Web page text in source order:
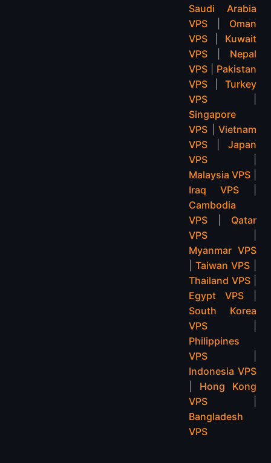
Saudi Arabia
VPS
Oman
VPS
Kuwait
VPS
Nepal
VPS
Pakistan
VPS
Turkey
VPS
Singapore
VPS
Vietnam
VPS
Japan
VPS
Malaysia VPS
Iraq VPS
Cambodia
VPS
Qatar
VPS
Myanmar VPS
Taiwan VPS
Thailand VPS|
Egypt VPS
South Korea
VPS
Philippines
VPS
Indonesia VPS
Hong Kong
VPS
Bangladesh
VPS